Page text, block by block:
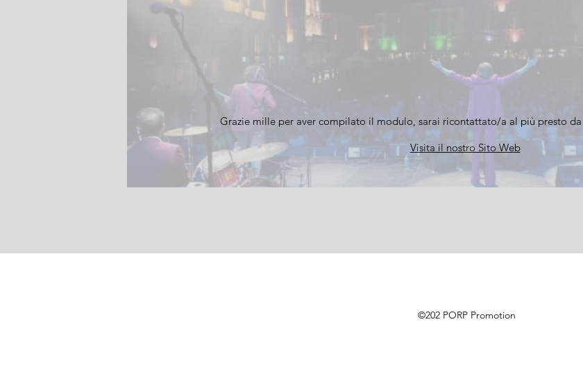
Grazie mille per aver compilato il modulo, sarai ricontattato/a al più presto
Visita il nostro Sito Web
©202 PORP Promotion